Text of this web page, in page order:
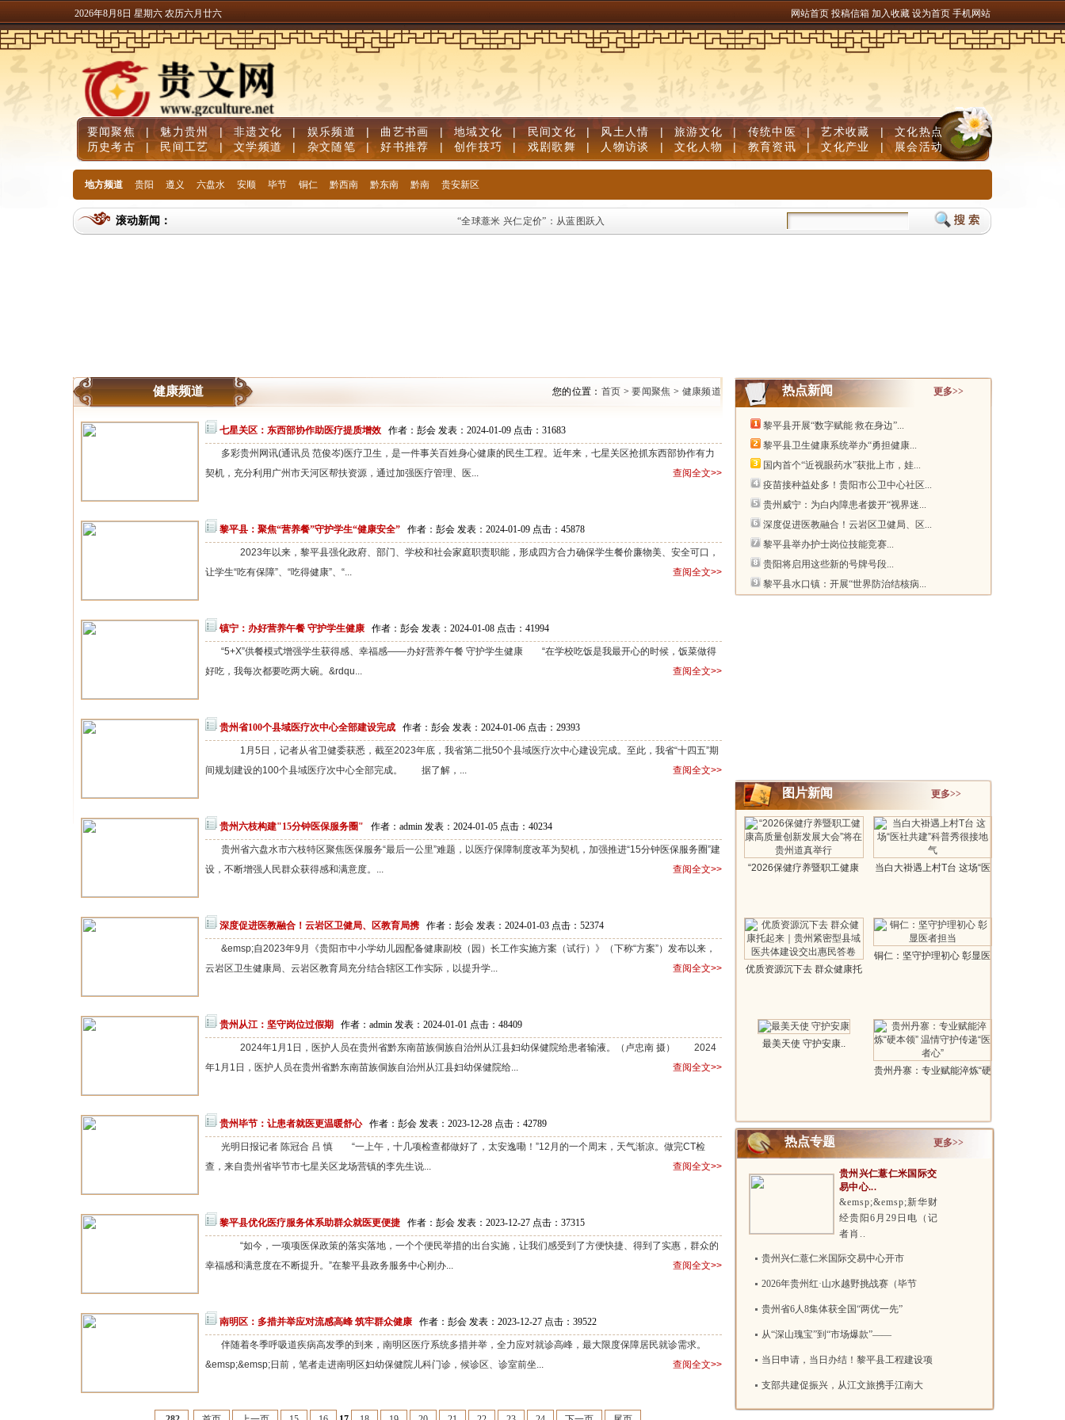
2026年8月8日 星期六 农历六月廿六 网站首页 投稿信箱 加入收藏 设为首页 手机网站
要闻聚焦 | 魅力贵州 | 非遗文化 | 娱乐频道 | 曲艺书画 | 地域文化 | 民间文化 | 风土人情 | 旅游文化 | 传统中医 | 艺术收藏 | 文化热点
历史考古
| 民间工艺 | 文学频道 | 杂文随笔 | 好书推荐 | 创作技巧 | 戏剧歌舞 | 人物访谈 | 文化人物 | 教育资讯 | 文化产业 | 展会活动
地方频道 贵阳 遵义 六盘水 安顺 毕节 铜仁 黔西南 黔东南 黔南 贵安新区
滚动新闻： “全球薏米 兴仁定价”：从蓝图跃入现实 贵州兴仁薏仁米国际交易中心开市 推动薏仁米产业提
健康频道 您的位置： 首页 >要闻聚焦 > 健康频道
七星关区：东西部协作助医疗提质增效 作者：彭会 发表：2024-01-09 点击： 31683
多彩贵州网讯(通讯员 范俊岑)医疗卫生，是一件事关百姓身心健康的民生工程。近年来，七星关区抢抓东西部协作有力
契机，充分利用广州市天河区帮扶资源，通过加强医疗管理、医...
查阅全文>>
黎平县：聚焦“营养餐”守护学生“健康安全” 作者：彭会 发表：2024-01-09 点击： 45878
2023年以来，黎平县强化政府、部门、学校和社会家庭职责职能，形成四方合力确保学生餐价廉物美、安全可口，
让学生“吃有保障”、“吃得健康”、“...
查阅全文>>
镇宁：办好营养午餐 守护学生健康 作者：彭会 发表：2024-01-08 点击： 41994
“5+X”供餐模式增强学生获得感、幸福感——办好营养午餐 守护学生健康 “在学校吃饭是我最开心的时候，饭菜做得
好吃，我每次都要吃两大碗。&rdqu...
查阅全文>>
贵州省100个县域医疗次中心全部建设完成 作者：彭会 发表：2024-01-06 点击： 29393
1月5日，记者从省卫健委获悉，截至2023年底，我省第二批50个县域医疗次中心建设完成。至此，我省“十四五”期
间规划建设的100个县域医疗次中心全部完成。 据了解，...
查阅全文>>
贵州六枝构建"15分钟医保服务圈" 作者：admin 发表：2024-01-05 点击： 40234
贵州省六盘水市六枝特区聚焦医保服务“最后一公里”难题，以医疗保障制度改革为契机，加强推进“15分钟医保服务圈”建
设，不断增强人民群众获得感和满意度。...
查阅全文>>
深度促进医教融合！云岩区卫健局、区教育局携 作者：彭会 发表：2024-01-03 点击： 52374
&emsp;自2023年9月《贵阳市中小学幼儿园配备健康副校（园）长工作实施方案（试行）》（下称“方案”）发布以来，
云岩区卫生健康局、云岩区教育局充分结合辖区工作实际，以提升学...
查阅全文>>
贵州从江：坚守岗位过假期 作者：admin 发表：2024-01-01 点击： 48409
2024年1月1日，医护人员在贵州省黔东南苗族侗族自治州从江县妇幼保健院给患者输液。（卢忠南 摄） 2024
年1月1日，医护人员在贵州省黔东南苗族侗族自治州从江县妇幼保健院给...
查阅全文>>
贵州毕节：让患者就医更温暖舒心 作者：彭会 发表：2023-12-28 点击： 42789
光明日报记者 陈冠合 吕 慎 “一上午，十几项检查都做好了，太安逸嘞！”12月的一个周末，天气渐凉。做完CT检
查，来自贵州省毕节市七星关区龙场营镇的李先生说...
查阅全文>>
黎平县优化医疗服务体系助群众就医更便捷 作者：彭会 发表：2023-12-27 点击： 37315
“如今，一项项医保政策的落实落地，一个个便民举措的出台实施，让我们感受到了方便快捷、得到了实惠，群众的
幸福感和满意度在不断提升。”在黎平县政务服务中心刚办...
查阅全文>>
南明区：多措并举应对流感高峰 筑牢群众健康 作者：彭会 发表：2023-12-27 点击： 39522
伴随着冬季呼吸道疾病高发季的到来，南明区医疗系统多措并举，全力应对就诊高峰，最大限度保障居民就诊需求。
&emsp;&emsp;日前，笔者走进南明区妇幼保健院儿科门诊，候诊区、诊室前坐...
查阅全文>>
热点新闻 更多>>
黎平县开展“数字赋能 救在身边”...
黎平县卫生健康系统举办“勇担健康...
国内首个“近视眼药水”获批上市，娃...
疫苗接种益处多！贵阳市公卫中心社区...
贵州威宁：为白内障患者拨开“视界迷...
深度促进医教融合！云岩区卫健局、区...
黎平县举办护士岗位技能竞赛...
贵阳将启用这些新的号牌号段...
黎平县水口镇：开展“世界防治结核病...
图片新闻 更多>>
“2026保健疗养暨职工健康
当白大褂遇上村T台 这场“医
优质资源沉下去 群众健康托
铜仁：坚守护理初心 彰显医
最美天使 守护安康..
贵州丹寨：专业赋能淬炼“硬
热点专题 更多>>
贵州兴仁薏仁米国际交
易中心...
&emsp;&emsp;新华财
经贵阳6月29日电（记
者肖..
贵州兴仁薏仁米国际交易中心开市
2026年贵州红·山水越野挑战赛（毕节
贵州省6人8集体获全国“两优一先”
从“深山瑰宝”到“市场爆款”——
当日申请，当日办结！黎平县工程建设项
支部共建促振兴，从江文旅携手江南大